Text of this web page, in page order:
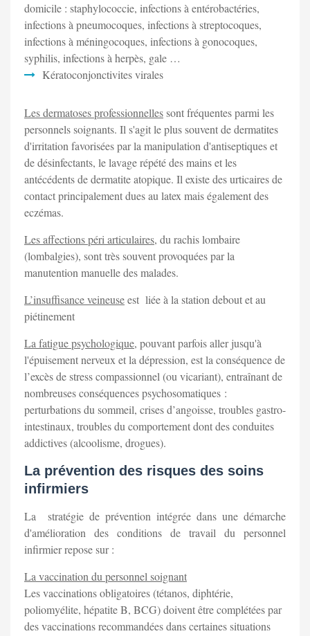
domicile : staphylococcie, infections à entérobactéries,
infections à pneumocoques, infections à streptocoques,
infections à méningocoques, infections à gonocoques,
syphilis, infections à herpès, gale …
Kératoconjonctivites virales
Les dermatoses professionnellessont fréquentes parmi les
personnels soignants. Il s'agit le plus souvent de dermatites
d'irritation favorisées par la manipulation d'antiseptiques et
de désinfectants, le lavage répété des mains et les
antécédents de dermatite atopique. Il existe des urticaires de
contact principalement dues au latex mais également des
eczémas.
Les affections péri articulaires, du rachis lombaire
(lombalgies), sont très souvent provoquées par la
manutention manuelle des malades.
L’insuffisance veineuseest liée à la station debout et au
piétinement
La fatigue psychologique, pouvant parfois aller jusqu'à
l'épuisement nerveux et la dépression, est la conséquence de
l’excès de stress compassionnel (ou vicariant), entraînant de
nombreuses conséquences psychosomatiques :
perturbations du sommeil, crises d’angoisse, troubles gastro-
intestinaux, troubles du comportement dont des conduites
addictives (alcoolisme, drogues).
La prévention des risques des soins
infirmiers
La stratégie de prévention intégrée dans une démarche
d'amélioration des conditions de travail du personnel
infirmier repose sur :
La vaccination du personnel soignant
Les vaccinations obligatoires (tétanos, diphtérie,
poliomyélite, hépatite B, BCG) doivent être complétées par
des vaccinations recommandées dans certaines situations